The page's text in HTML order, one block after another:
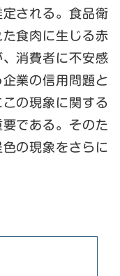
される。食品衛
食肉に生じる赤
消費者に不安感
業の信用問題と
の現象に関する
である。そのた
の現象をさらに